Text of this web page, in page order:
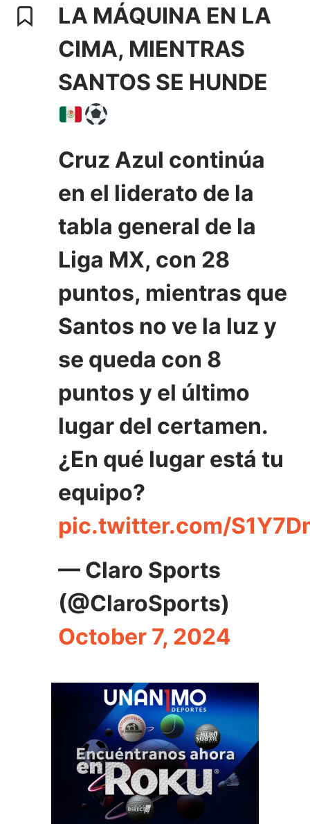
LA MÁQUINA EN LA
CIMA, MIENTRAS
SANTOS SE HUNDE
Cruz Azul continúa
en el liderato de la
tabla general de la
Liga MX, con 28
puntos, mientras que
Santos no ve la luz y
se queda con 8
puntos y el último
lugar del certamen.
¿En qué lugar está tu
equipo?
pic.twitter.com/
— Claro Sports
(@ClaroSports)
October 7, 2024